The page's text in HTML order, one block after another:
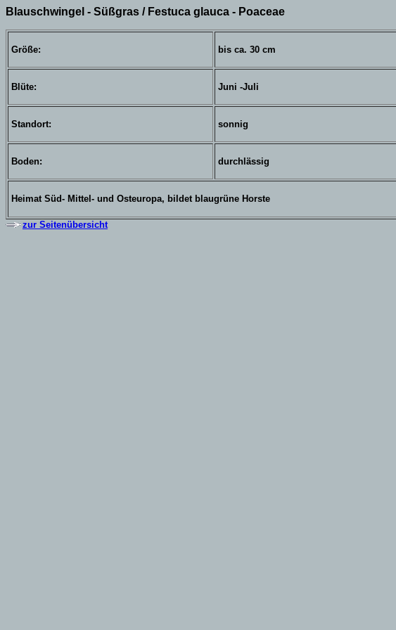
Blauschwingel - Süßgras / Festuca glauca - Poaceae
Größe: bis ca. 30 cm
Blüte: Juni -Juli
Standort: sonnig
Boden: durchlässig
Heimat Süd- Mittel- und Osteuropa, bildet blaugrüne Horste
zur Seitenübersicht